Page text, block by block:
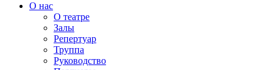
О нас
О театре
Залы
Репертуар
Труппа
Руководство